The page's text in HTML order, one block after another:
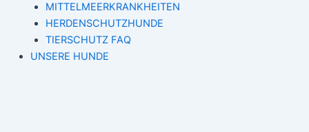
MITTELMEERKRANKHEITEN
HERDENSCHUTZHUNDE
TIERSCHUTZ FAQ
UNSERE HUNDE